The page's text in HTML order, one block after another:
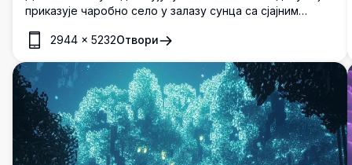
приказује чаробно село у залазу сунца са сјајним
канала. Ово високорезолуционо уметничко дело хвата
свету.
2944 × 5232Отвори